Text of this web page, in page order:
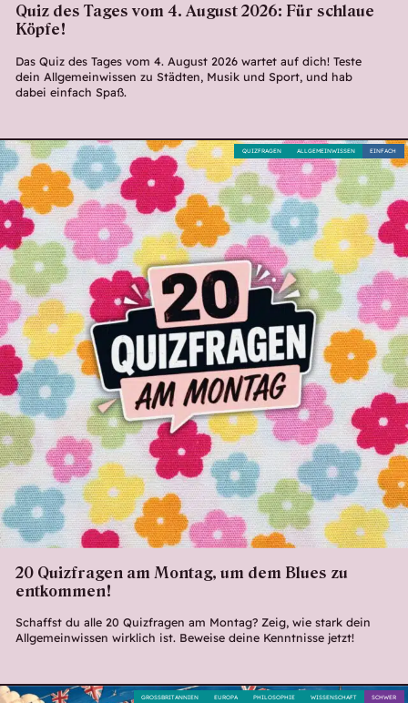
Quiz des Tages vom 4. August 2026: Für schlaue
Köpfe!
Das Quiz des Tages vom 4. August 2026 wartet auf dich! Teste
dein Allgemeinwissen zu Städten, Musik und Sport, und hab
dabei einfach Spaß.
20 Quizfragen am Montag, um dem Blues zu
entkommen!
Schaffst du alle 20 Quizfragen am Montag? Zeig, wie stark dein
Allgemeinwissen wirklich ist. Beweise deine Kenntnisse jetzt!
EINFACH
ALLGEMEINWISSEN
QUIZFRAGEN
SCHWER
WISSENSCHAFT
PHILOSOPHIE
EUROPA
GROSSBRITANNIEN